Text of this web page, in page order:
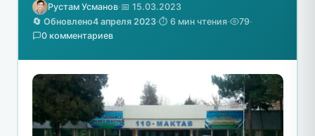
Рустам Усманов·📅 15.03.2023
🔄 Обновлено4 апреля 2023·⏱️ 6 мин чтения· 79·
0 комментариев